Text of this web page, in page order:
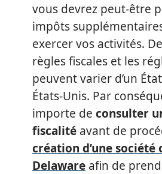
vous devrez peut-être
impôts
exercer vos activités.
règles fiscales et les
peuvent varier d’un
États-Unis. Par
importe de consulter
fiscalité avant de
création d’une société
Delaware afin de